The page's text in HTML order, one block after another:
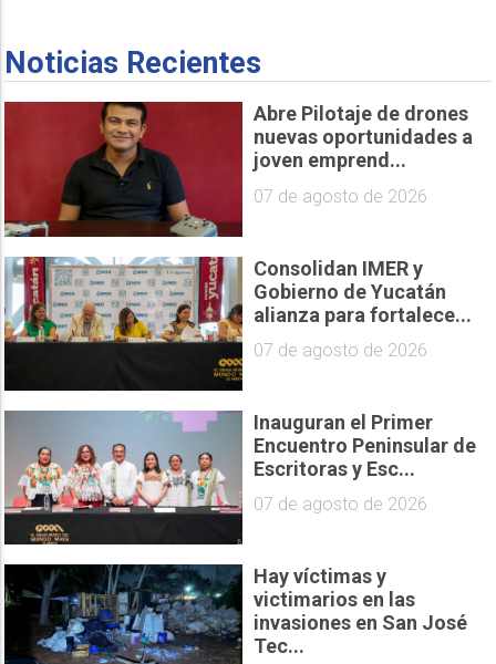
Noticias Recientes
Abre Pilotaje de drones
nuevas oportunidades a
joven emprend...
07 de agosto de 2026
Consolidan IMER y
Gobierno de Yucatán
alianza para fortalece...
07 de agosto de 2026
Inauguran el Primer
Encuentro Peninsular de
Escritoras y Esc...
07 de agosto de 2026
Hay víctimas y
victimarios en las
invasiones en San José
Tec...